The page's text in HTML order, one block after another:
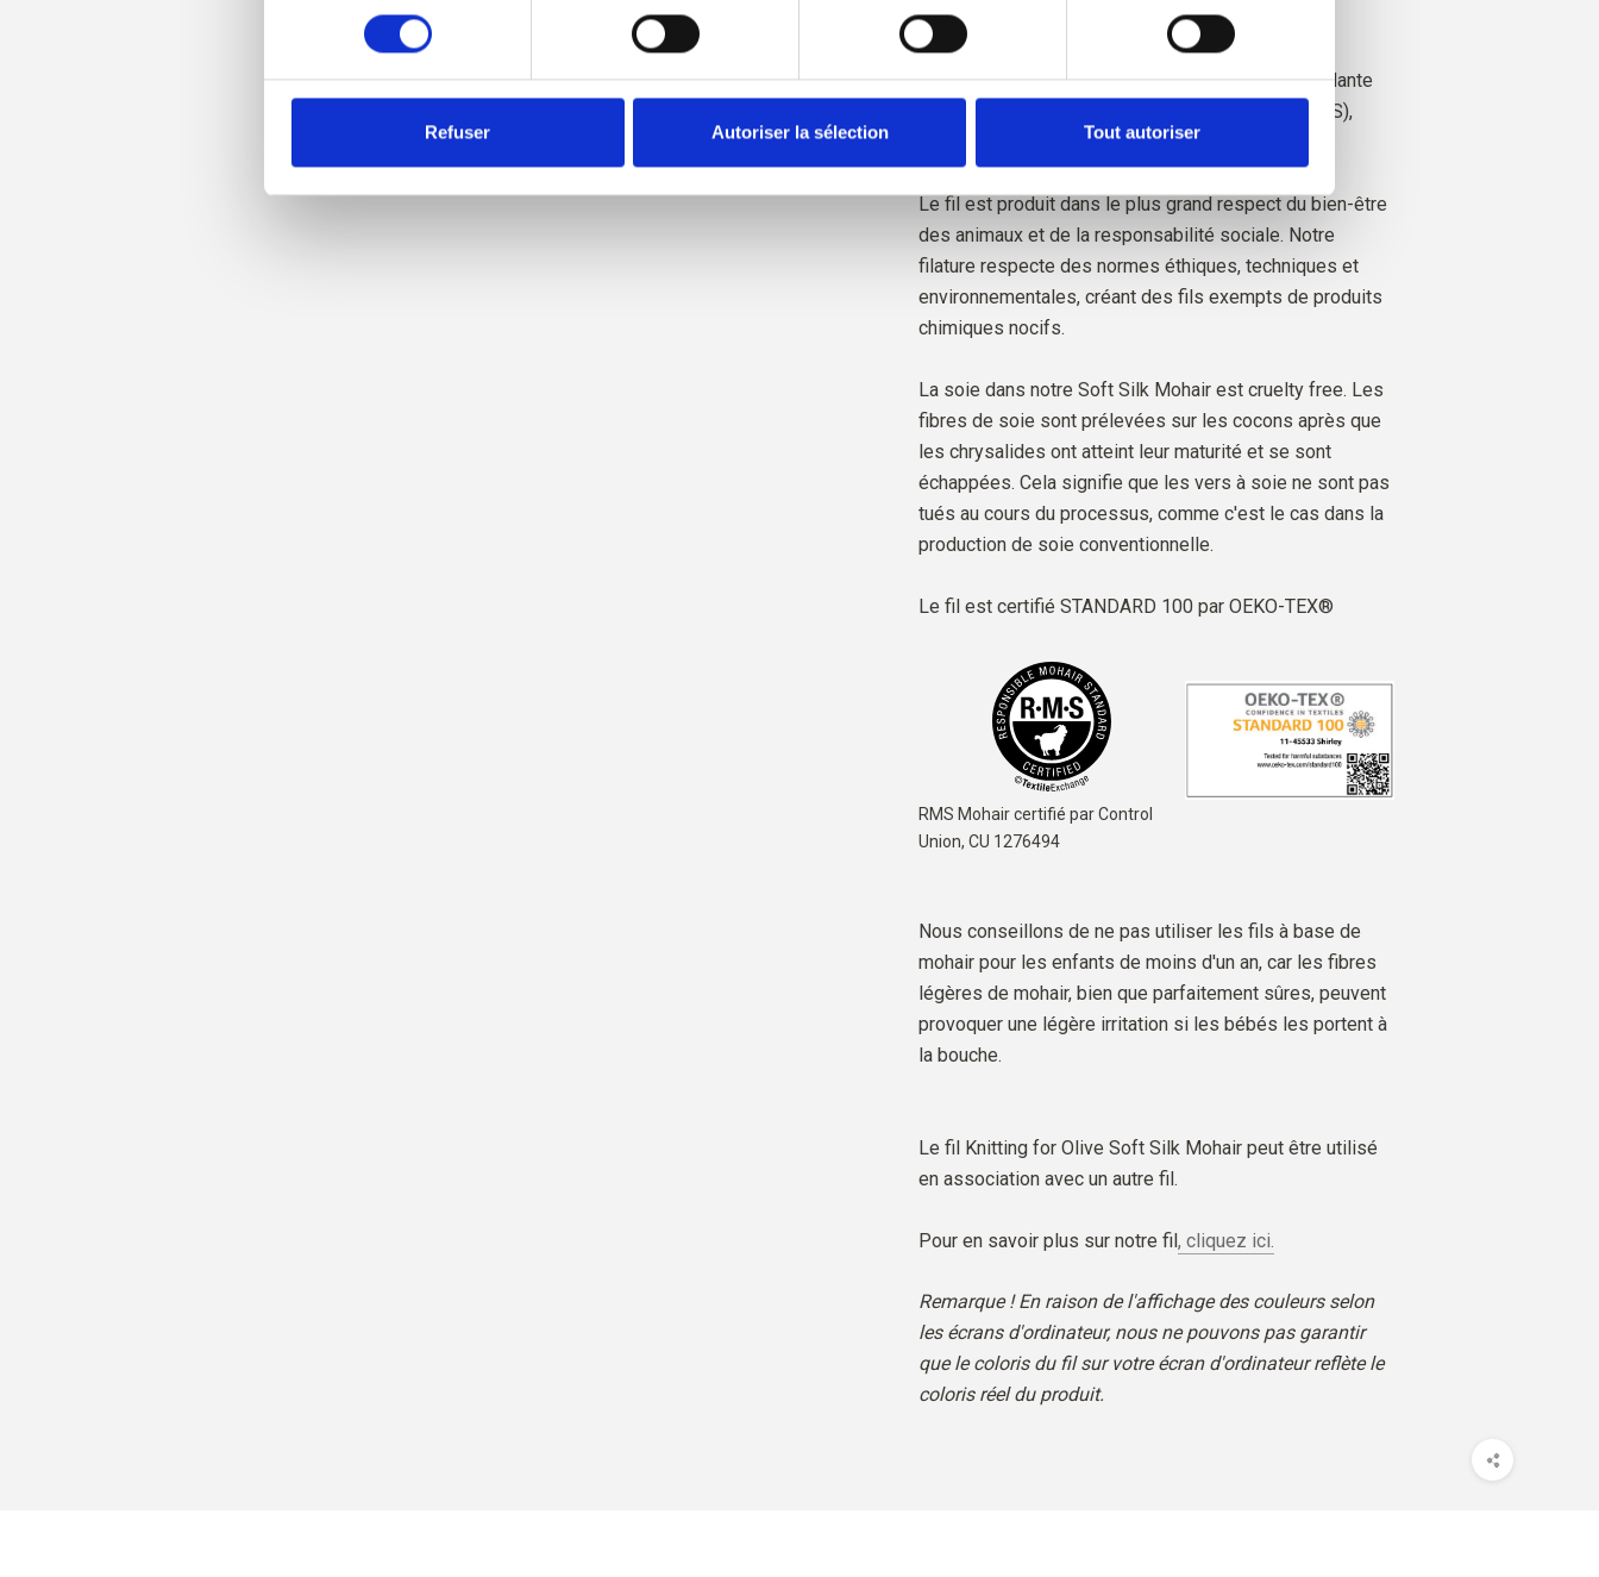
consentement
Refuser Autoriser la sélection Tout autoriser
provient notre laine.
Tout notre mohair est certifié de manière indépendante
selon la norme Responsible Mohair Standard (RMS),
certifiée par Control Union,CU 1276494.
Le fil est produit dans le plus grand respect du bien-être
des animaux et de la responsabilité sociale. Notre
filature respecte des normes éthiques, techniques et
environnementales, créant des fils exempts de produits
chimiques nocifs.
La soie dans notre Soft Silk Mohair est cruelty free. Les
fibres de soie sont prélevées sur les cocons après que
les chrysalides ont atteint leur maturité et se sont
échappées. Cela signifie que les vers à soie ne sont pas
tués au cours du processus, comme c'est le cas dans la
production de soie conventionnelle.
Le fil est certifié STANDARD 100 par OEKO-TEX®
RMS Mohair certifié par Control
Union, CU 1276494
Nous conseillons de ne pas utiliser les fils à base de
mohair pour les enfants de moins d'un an, car les fibres
légères de mohair, bien que parfaitement sûres, peuvent
provoquer une légère irritation si les bébés les portent à
la bouche.
Le fil Knitting for Olive Soft Silk Mohair peut être utilisé
en association avec un autre fil.
Pour en savoir plus sur notre fil, cliquez ici.
Remarque ! En raison de l'affichage des couleurs selon
les écrans d'ordinateur, nous ne pouvons pas garantir
que le coloris du fil sur votre écran d'ordinateur reflète le
coloris réel du produit.